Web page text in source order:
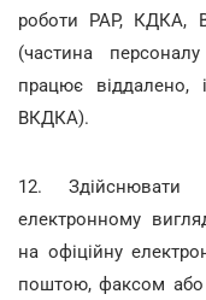
роботи РАР, КДКА,
(частина
працює
ВКДКА).
12. Здійснювати
електронному
на офіційну
поштою, факсом або